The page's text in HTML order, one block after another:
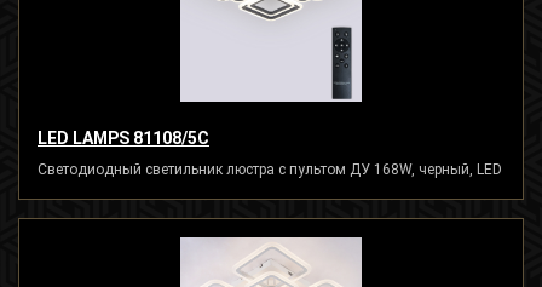
LED LAMPS 81108/5C
Светодиодный светильник люстра с пультом ДУ 168W, черный, LED